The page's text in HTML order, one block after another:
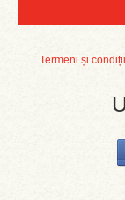
Termeni și